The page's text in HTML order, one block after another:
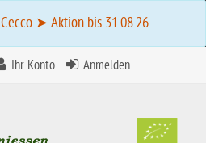
➤ Aktion bis 31.08.26
Ihr Konto Anmelden